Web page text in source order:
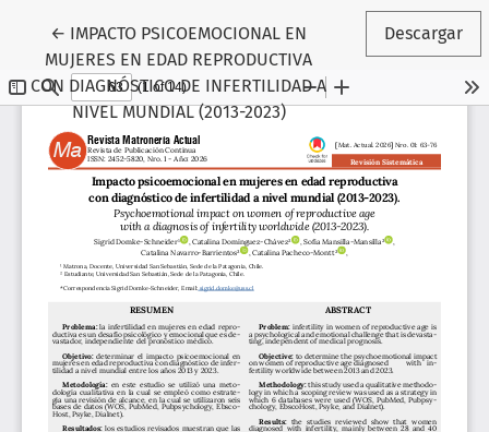
← Volver a los detalles del artículo
IMPACTO PSICOEMOCIONAL EN
MUJERES EN EDAD REPRODUCTIVA
CON DIAGNÓSTICO DE INFERTILIDAD A
NIVEL MUNDIAL (2013-2023)
Descargar